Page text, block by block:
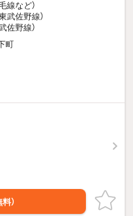
線など）
武佐野線）
佐野線）
町
料）